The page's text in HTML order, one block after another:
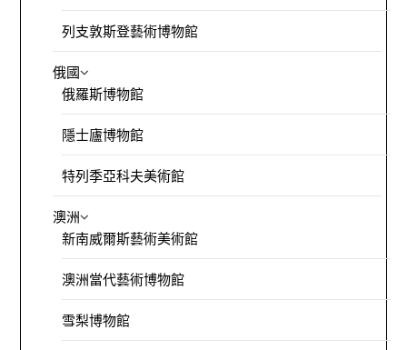
列支敦斯登藝術博物館
俄國
俄羅斯博物館
隱士廬博物館
特列季亞科夫美術館
澳洲
新南威爾斯藝術美術館
澳洲當代藝術博物館
雪梨博物館